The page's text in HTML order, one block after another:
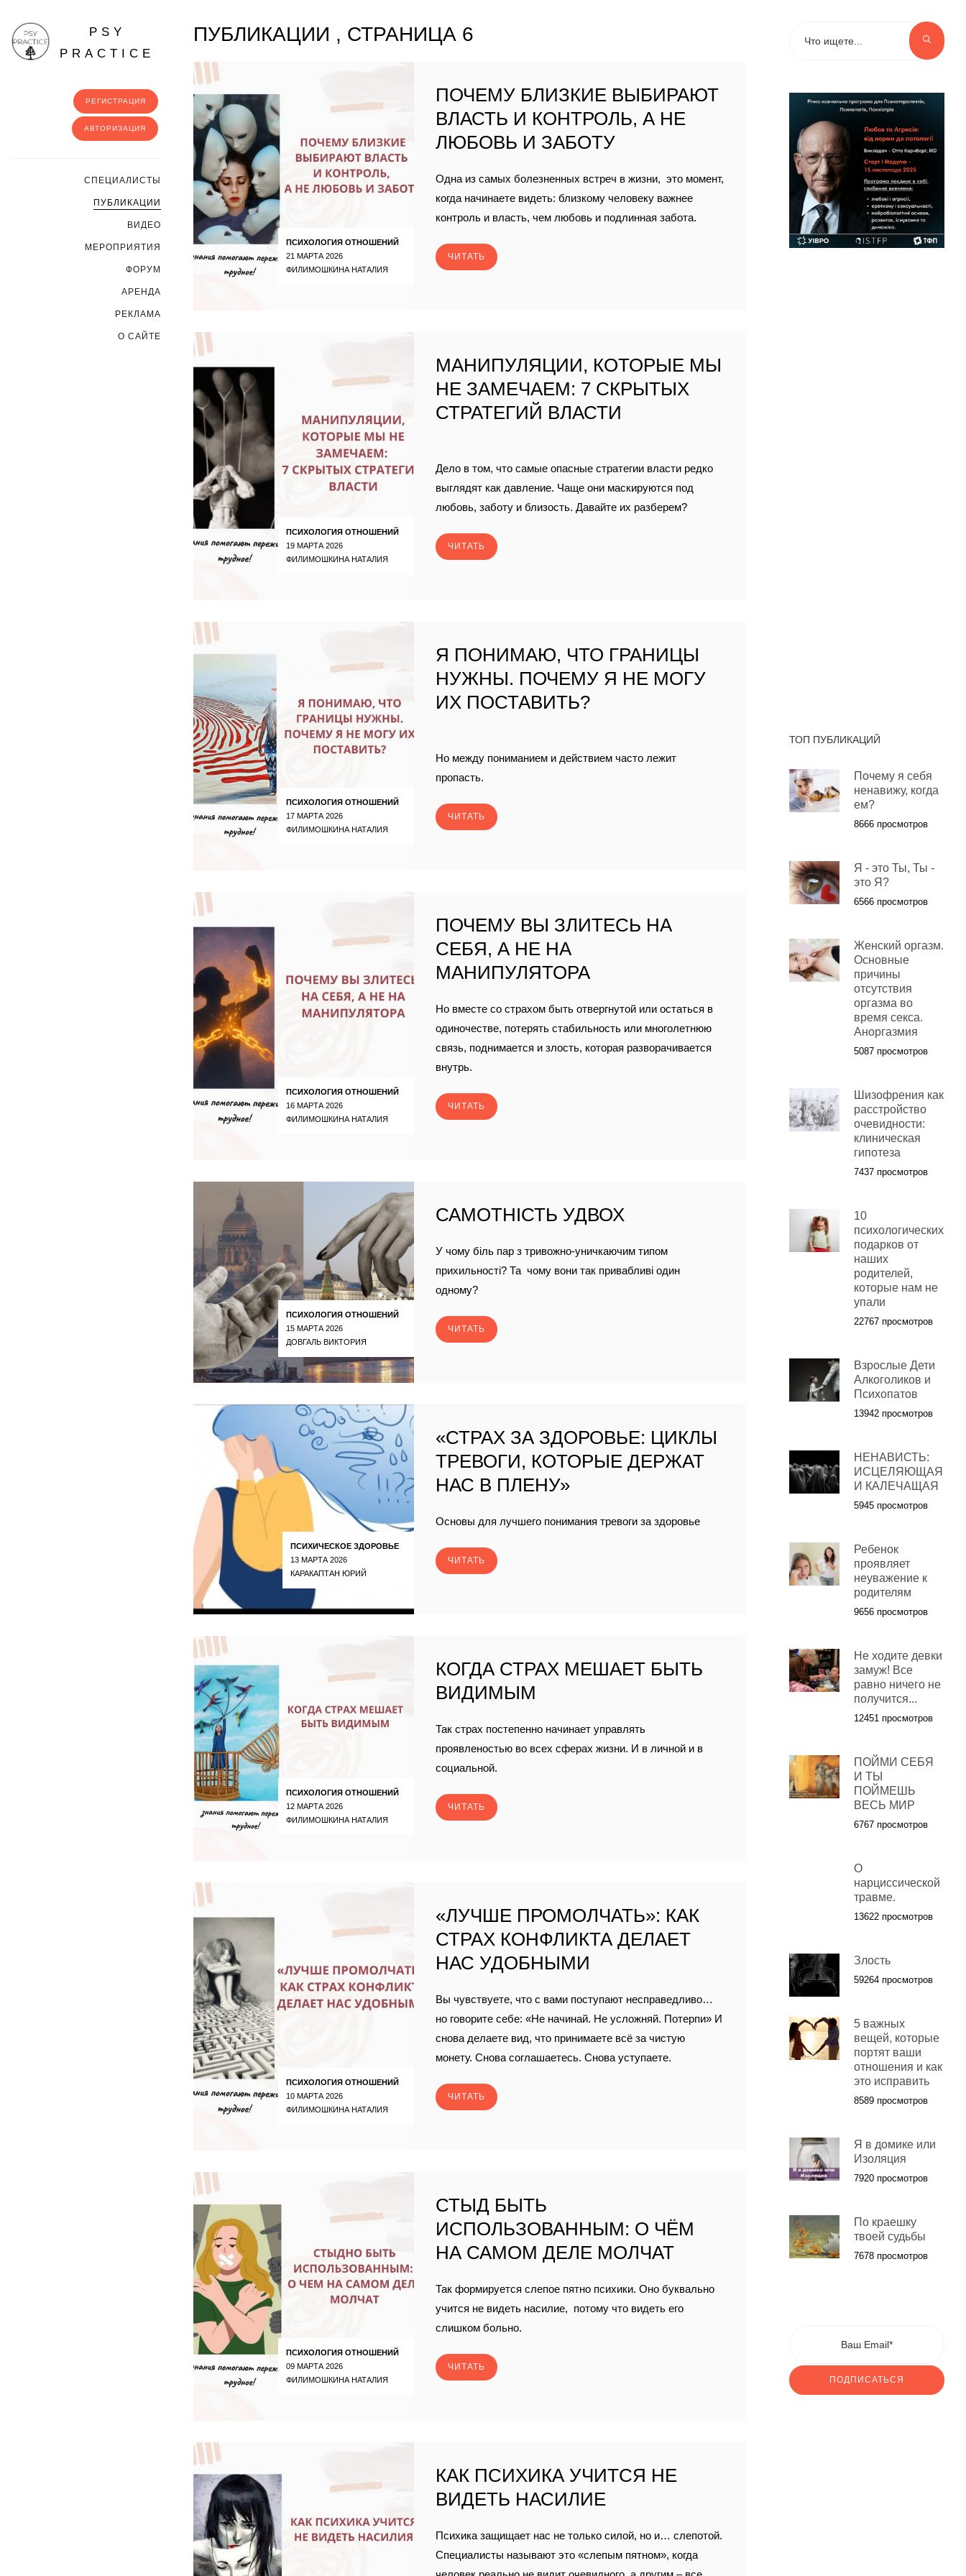
PSY
PRACTICE
РЕГИСТРАЦИЯ
АВТОРИЗАЦИЯ
CПЕЦИАЛИСТЫ
ПУБЛИКАЦИИ
ВИДЕО
МЕРОПРИЯТИЯ
ФОРУМ
АРЕНДА
РЕКЛАМА
О САЙТЕ
ПУБЛИКАЦИИ , СТРАНИЦА 6
ПСИХОЛОГИЯ ОТНОШЕНИЙ
21 МАРТА 2026
ФИЛИМОШКИНА НАТАЛИЯ
ПОЧЕМУ БЛИЗКИЕ ВЫБИРАЮТ
ВЛАСТЬ И КОНТРОЛЬ, А НЕ
ЛЮБОВЬ И ЗАБОТУ
Одна из самых болезненных встреч в жизни, это момент,
когда начинаете видеть: близкому человеку важнее
контроль и власть, чем любовь и подлинная забота.
ЧИТАТЬ
ПСИХОЛОГИЯ ОТНОШЕНИЙ
19 МАРТА 2026
ФИЛИМОШКИНА НАТАЛИЯ
МАНИПУЛЯЦИИ, КОТОРЫЕ МЫ
НЕ ЗАМЕЧАЕМ: 7 СКРЫТЫХ
СТРАТЕГИЙ ВЛАСТИ
Дело в том, что самые опасные стратегии власти редко
выглядят как давление. Чаще они маскируются под
любовь, заботу и близость. Давайте их разберем?
ЧИТАТЬ
ПСИХОЛОГИЯ ОТНОШЕНИЙ
17 МАРТА 2026
ФИЛИМОШКИНА НАТАЛИЯ
Я ПОНИМАЮ, ЧТО ГРАНИЦЫ
НУЖНЫ. ПОЧЕМУ Я НЕ МОГУ
ИХ ПОСТАВИТЬ?
Но между пониманием и действием часто лежит
пропасть.
ЧИТАТЬ
ПСИХОЛОГИЯ ОТНОШЕНИЙ
16 МАРТА 2026
ФИЛИМОШКИНА НАТАЛИЯ
ПОЧЕМУ ВЫ ЗЛИТЕСЬ НА
СЕБЯ, А НЕ НА
МАНИПУЛЯТОРА
Но вместе со страхом быть отвергнутой или остаться в
одиночестве, потерять стабильность или многолетнюю
связь, поднимается и злость, которая разворачивается
внутрь.
ЧИТАТЬ
ПСИХОЛОГИЯ ОТНОШЕНИЙ
15 МАРТА 2026
ДОВГАЛЬ ВИКТОРИЯ
САМОТНІСТЬ УДВОХ
У чому біль пар з тривожно-уничкаючим типом
прихильності? Та чому вони так привабливі один
одному?
ЧИТАТЬ
ПСИХИЧЕСКОЕ ЗДОРОВЬЕ
13 МАРТА 2026
КАРАКАПТАН ЮРИЙ
«СТРАХ ЗА ЗДОРОВЬЕ: ЦИКЛЫ
ТРЕВОГИ, КОТОРЫЕ ДЕРЖАТ
НАС В ПЛЕНУ»
Основы для лучшего понимания тревоги за здоровье
ЧИТАТЬ
ПСИХОЛОГИЯ ОТНОШЕНИЙ
12 МАРТА 2026
ФИЛИМОШКИНА НАТАЛИЯ
КОГДА СТРАХ МЕШАЕТ БЫТЬ
ВИДИМЫМ
Так страх постепенно начинает управлять
проявленостью во всех сферах жизни. И в личной и в
социальной.
ЧИТАТЬ
ПСИХОЛОГИЯ ОТНОШЕНИЙ
10 МАРТА 2026
ФИЛИМОШКИНА НАТАЛИЯ
«ЛУЧШЕ ПРОМОЛЧАТЬ»: КАК
СТРАХ КОНФЛИКТА ДЕЛАЕТ
НАС УДОБНЫМИ
Вы чувствуете, что с вами поступают несправедливо…
но говорите себе: «Не начинай. Не усложняй. Потерпи» И
снова делаете вид, что принимаете всё за чистую
монету. Снова соглашаетесь. Снова уступаете.
ЧИТАТЬ
ПСИХОЛОГИЯ ОТНОШЕНИЙ
09 МАРТА 2026
ФИЛИМОШКИНА НАТАЛИЯ
СТЫД БЫТЬ
ИСПОЛЬЗОВАННЫМ: О ЧЁМ
НА САМОМ ДЕЛЕ МОЛЧАТ
Так формируется слепое пятно психики. Оно буквально
учится не видеть насилие, потому что видеть его
слишком больно.
ЧИТАТЬ
КАК ПСИХИКА УЧИТСЯ НЕ
ВИДЕТЬ НАСИЛИЕ
Психика защищает нас не только силой, но и… слепотой.
Специалисты называют это «слепым пятном», когда
ТОП ПУБЛИКАЦИЙ
Почему я себя
ненавижу, когда
ем?
8666 просмотров
Я - это Ты, Ты -
это Я?
6566 просмотров
Женский оргазм.
Основные
причины
отсутствия
оргазма во
время секса.
Аноргазмия
5087 просмотров
Шизофрения как
расстройство
очевидности:
клиническая
гипотеза
7437 просмотров
10
психологических
подарков от
наших
родителей,
которые нам не
упали
22767 просмотров
Взрослые Дети
Алкоголиков и
Психопатов
13942 просмотров
НЕНАВИСТЬ:
ИСЦЕЛЯЮЩАЯ
И КАЛЕЧАЩАЯ
5945 просмотров
Ребенок
проявляет
неуважение к
родителям
9656 просмотров
Не ходите девки
замуж! Все
равно ничего не
получится...
12451 просмотров
ПОЙМИ СЕБЯ
И ТЫ
ПОЙМЕШЬ
ВЕСЬ МИР
6767 просмотров
О
нарциссической
травме.
13622 просмотров
Злость
59264 просмотров
5 важных
вещей, которые
портят ваши
отношения и как
это исправить
8589 просмотров
Я в домике или
Изоляция
7920 просмотров
По краешку
твоей судьбы
7678 просмотров
ПОДПИСАТЬСЯ